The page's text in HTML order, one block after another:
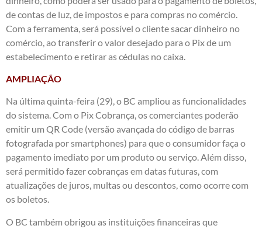
de contas de luz, de impostos e para compras no comércio.
Com a ferramenta, será possível o cliente sacar dinheiro no
comércio, ao transferir o valor desejado para o Pix de um
estabelecimento e retirar as cédulas no caixa.
AMPLIAÇÃO
Na última quinta-feira (29), o BC ampliou as funcionalidades
do sistema. Com o Pix Cobrança, os comerciantes poderão
emitir um QR Code (versão avançada do código de barras
fotografada por smartphones) para que o consumidor faça o
pagamento imediato por um produto ou serviço. Além disso,
será permitido fazer cobranças em datas futuras, com
atualizações de juros, multas ou descontos, como ocorre com
os boletos.
O BC também obrigou as instituições financeiras que